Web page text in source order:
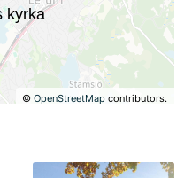
©OpenStreetMap contributors.